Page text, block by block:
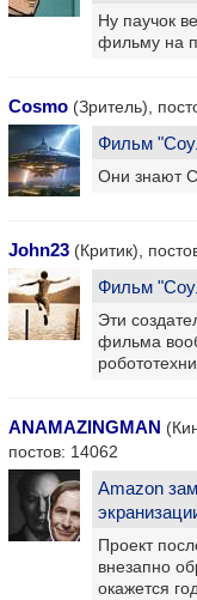
Ну паучок
фильму на
Cosmo (Зритель),
Фильм
Они знают
John23 (Критик),
Фильм
Эти
фильма
ANAMAZINGMAN
постов: 14062
Amazon
Проект
внезапно
окажется